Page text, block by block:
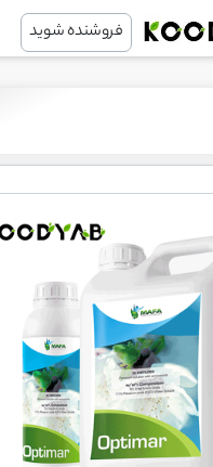
فروشنده شوید